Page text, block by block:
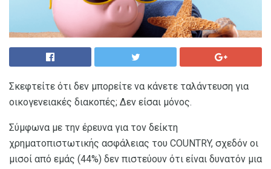
Σκεφτείτε ότι δεν μπορείτε να κάνετε ταλάντευση για
οικογενειακές διακοπές; Δεν είσαι μόνος.
Σύμφωνα με την έρευνα για τον δείκτη
χρηματοπιστωτικής ασφάλειας του COUNTRY, σχεδόν οι
μισοί από εμάς (44%) δεν πιστεύουν ότι είναι δυνατόν μια